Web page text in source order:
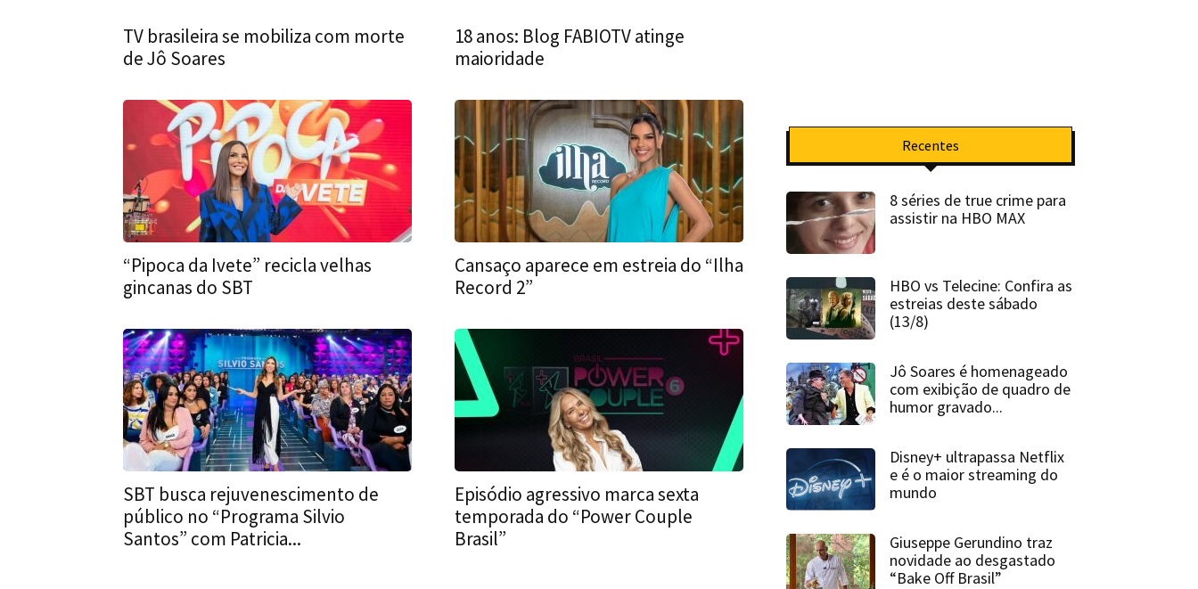
TV brasileira se mobiliza com morte
de Jô Soares
18 anos: Blog FABIOTV atinge
maioridade
“Pipoca da Ivete” recicla velhas
gincanas do SBT
Cansaço aparece em estreia do “Ilha
Record 2”
SBT busca rejuvenescimento de
público no “Programa Silvio
Santos” com Patricia...
Episódio agressivo marca sexta
temporada do “Power Couple
Brasil”
Recentes
8 séries de true crime para
assistir na HBO MAX
HBO vs Telecine: Confira as
estreias deste sábado
(13/8)
Jô Soares é homenageado
com exibição de quadro de
humor gravado...
Disney+ ultrapassa Netflix
e é o maior streaming do
mundo
Giuseppe Gerundino traz
novidade ao desgastado
“Bake Off Brasil”